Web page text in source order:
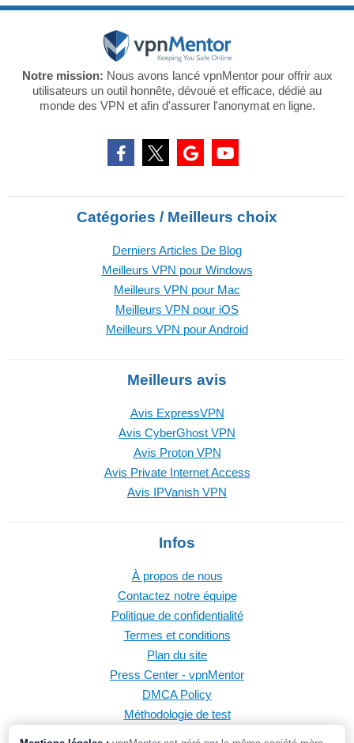
Notre mission: Nous avons lancé vpnMentor pour offrir aux
utilisateurs un outil honnête, dévoué et efficace, dédié au
monde des VPN et afin d'assurer l'anonymat en ligne.
Catégories / Meilleurs choix
Derniers Articles De Blog
Meilleurs VPN pour Windows
Meilleurs VPN pour Mac
Meilleurs VPN pour iOS
Meilleurs VPN pour Android
Meilleurs avis
Avis ExpressVPN
Avis CyberGhost VPN
Avis Proton VPN
Avis Private Internet Access
Avis IPVanish VPN
Infos
À propos de nous
Contactez notre équipe
Politique de confidentialité
Termes et conditions
Plan du site
Press Center - vpnMentor
DMCA Policy
Méthodologie de test